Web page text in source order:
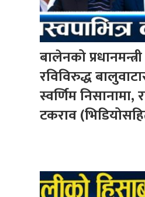
बालेनको
रविविरुद्ध
स्वर्णिम निसानामा,
टकराव